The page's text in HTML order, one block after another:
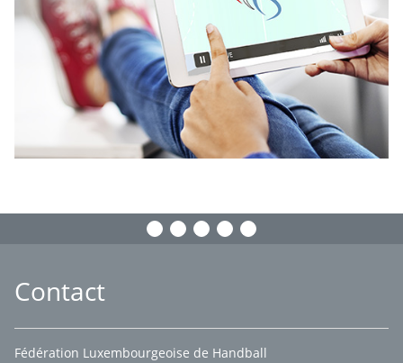
Contact
Fédération Luxembourgeoise de Handball